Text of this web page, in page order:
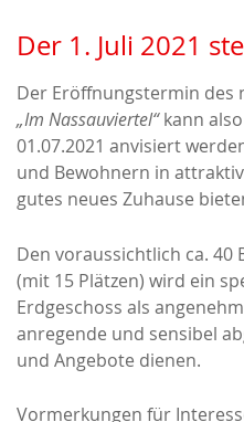
Der 1. Juli 2021
Der Eröffnungstermin des
„Im Nassauviertel“kann
01.07.2021 anvisiert
und Bewohnern in
gutes neues Zuhause
Den voraussichtlich ca. 40
(mit 15 Plätzen) wird ein
Erdgeschoss als
anregende und sensibel
und Angebote dienen.
Vormerkungen für